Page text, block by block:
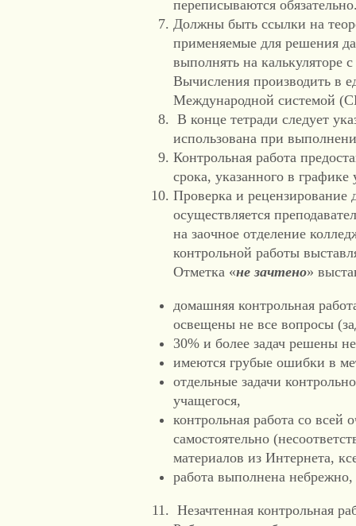
переписываются
Должны быть ссылки на
применяемые для решения
выполнять на калькуляторе
Вычисления производить в
Международной системой
В конце тетради следует
использована при
Контрольная работа
срока, указанного в графике
Проверка и
осуществляется
на заочное отделение
контрольной работы
Отметка «не зачтено»
домашняя контрольная
освещены не все вопросы
30% и более задач решены
имеются грубые ошибки в
отдельные задачи
учащегося,
контрольная работа со всей
самостоятельно
материалов из Интернета,
работа выполнена
Незачтенная контрольная